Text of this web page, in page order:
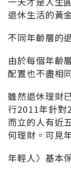
退休生活的黃
不同年齡層的
由於每個年齡
配置也不盡相
雖然退休理財
行2011年針對
而立的人有近
何理財。可見
年輕人〉基本